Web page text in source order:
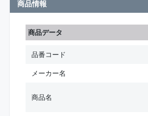
商品情報
商品データ
品番コード
メーカー名
商品名